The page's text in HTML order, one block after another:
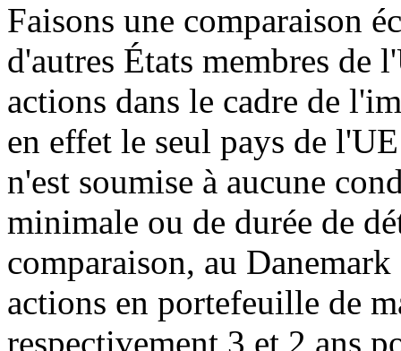
Faisons une comparaison
d'autres États membres de
actions dans le cadre de
en effet le seul pays de
n'est soumise à aucune
minimale ou de durée de
comparaison, au
actions en portefeuille de
respectivement 3 et 2 ans